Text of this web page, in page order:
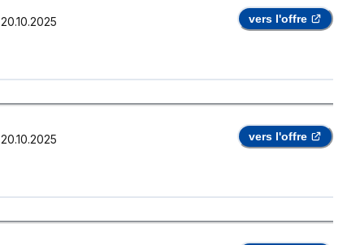
20.10.2025 vers l'offre
20.10.2025 vers l'offre